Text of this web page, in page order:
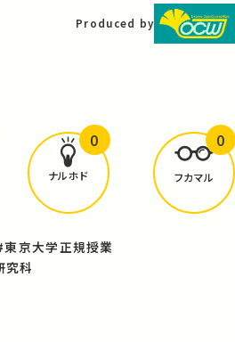
Produced by
んな学びがありましたか？
ナルホド
0
フカマル
0
東京大学正規授業
究科